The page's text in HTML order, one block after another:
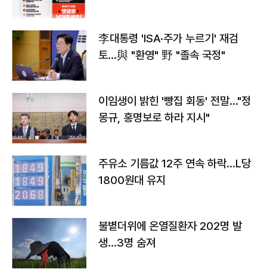
李대통령 'ISA·주가 누르기' 재검
토…與 "환영" 野 "졸속 국정"
이임생이 밝힌 '빵집 회동' 전말…"정
몽규, 홍명보로 하라 지시"
주유소 기름값 12주 연속 하락…L당
1800원대 유지
불볕더위에 온열질환자 202명 발
생…3명 숨져